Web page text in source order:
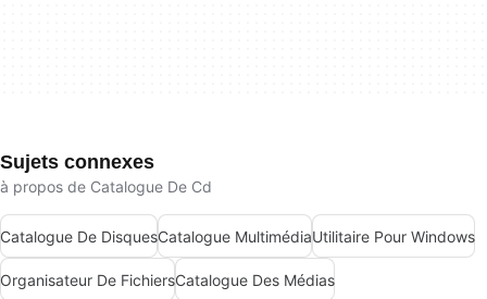
Sujets connexes
à propos de Catalogue De Cd
Catalogue De DisquesCatalogue MultimédiaUtilitaire Pour Windows
Organisateur De FichiersCatalogue Des Médias